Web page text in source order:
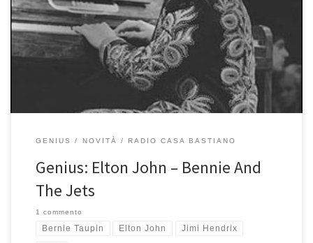
sempre uguale ripetuto ossessivamente, mi preparo ogni volta
all’arrivo della voce di Elton John con emozione. E’ uno di quei
brani che mi piaceranno per sempre, impossible resistergli. Oggi è
passato su Radio Casa Bastiano e proprio da
GENIUS NOVITÀ RADIO CASA BASTIANO
Genius: Elton John – Bennie And
The Jets
1 commento
Bernie Taupin Elton John Jimi Hendrix